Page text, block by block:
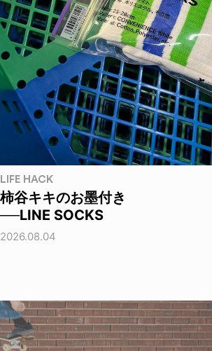
LIFE HACK
柿谷キキのお墨付き
──LINE SOCKS
2026.08.04